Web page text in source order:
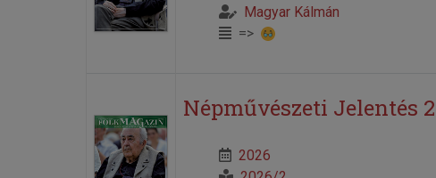
Magyar Kálmán
=>
Népművészeti Jelentés
2026